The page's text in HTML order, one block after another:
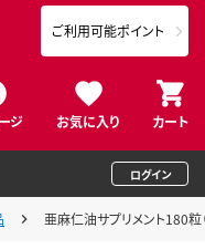
ジ お気に入り カート
ご利用可能ポイント
ログイン
亜麻仁油サプリメント180